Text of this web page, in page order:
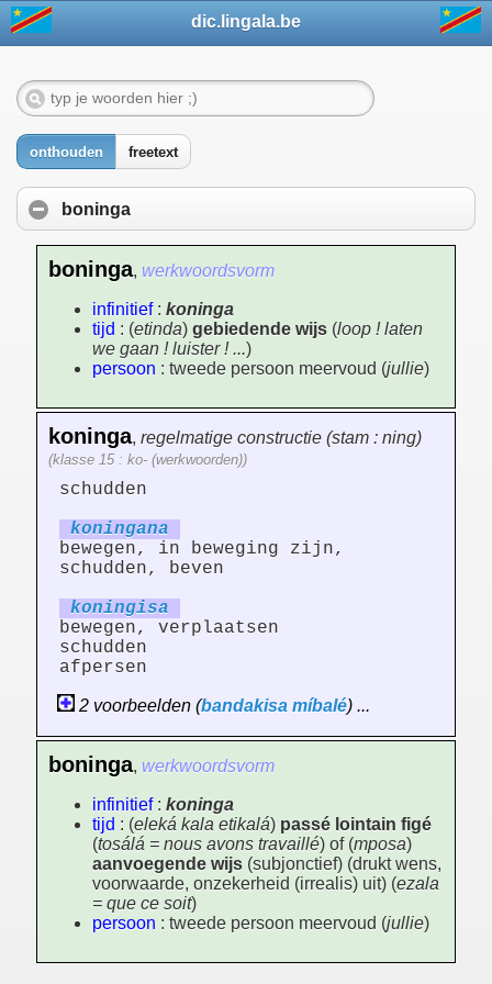
dic.lingala.be
onthouden freetext
boninga
boninga, werkwoordsvorm
infinitief: koninga
tijd : (etinda) gebiedende wijs (loop ! laten
we gaan ! luister ! ...)
persoon : tweede persoon meervoud (jullie)
koninga, regelmatige constructie (stam : ning)
(klasse 15 : ko- (werkwoorden))
schudden
koningana
bewegen, in beweging zijn,
schudden, beven
koningisa
bewegen, verplaatsen
schudden
afpersen
2 voorbeelden (bandakisa míbalé) ...
boninga, werkwoordsvorm
infinitief: koninga
tijd : (eleká kala etikalá) passé lointain figé
(tosálá = nous avons travaillé) of (mposa)
aanvoegende wijs (subjonctief) (drukt wens,
voorwaarde, onzekerheid (irrealis) uit) (ezala
= que ce soit)
persoon : tweede persoon meervoud (jullie)